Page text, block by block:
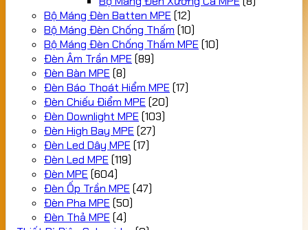
Bộ Máng Đèn Batten MPE (12)
Bộ Máng Đèn Chống Thấm (10)
Bộ Máng Đèn Chống Thấm MPE (10)
Đèn Âm Trần MPE (89)
Đèn Bàn MPE (8)
Đèn Báo Thoát Hiểm MPE (17)
Đèn Chiếu Điểm MPE (20)
Đèn Downlight MPE (103)
Đèn High Bay MPE (27)
Đèn Led Dây MPE (17)
Đèn Led MPE (119)
Đèn MPE (604)
Đèn Ốp Trần MPE (47)
Đèn Pha MPE (50)
Đèn Thả MPE (4)